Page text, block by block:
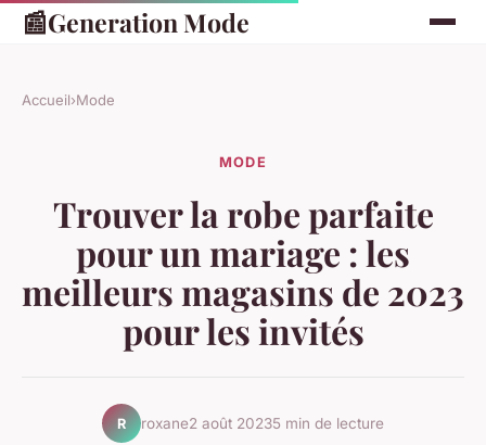
📰Generation Mode
Accueil›Mode
MODE
Trouver la robe parfaite
pour un mariage : les
meilleurs magasins de 2023
pour les invités
R roxane2 août 20235 min de lecture